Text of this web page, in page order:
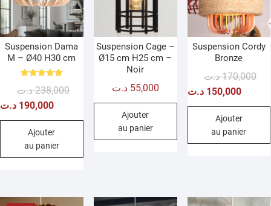
Suspension Dama
M – Ø40 H30 cm
5.00
238,000 د.ت
Le
initial
190,000 د.ت
Le
actuel
Ajouter
au panier
Suspension Cage –
Ø15 cm H25 cm –
Noir
55,000 د.ت
Ajouter
au panier
Suspension Cordy
Bronze
170,000 د.ت
Le
150,000 د.ت
Le
Ajouter
au panier